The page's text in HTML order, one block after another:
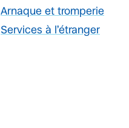
Arnaque et tromperie
Services à l’étranger